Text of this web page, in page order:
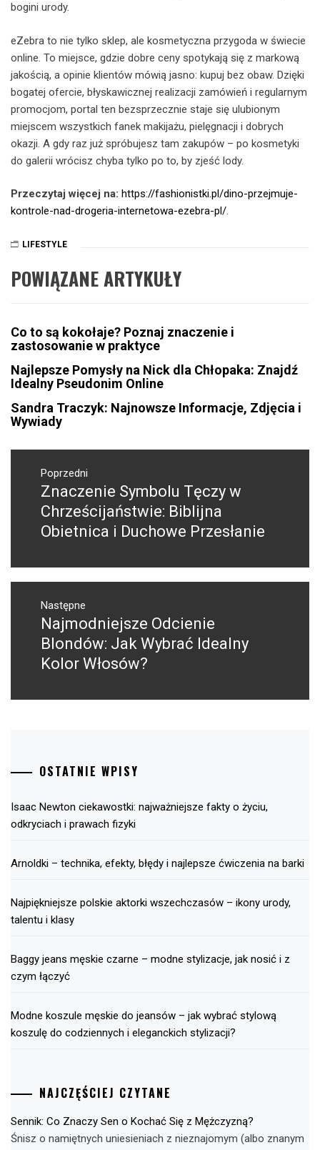
bogini urody.
eZebra to nie tylko sklep, ale kosmetyczna przygoda w świecie
online. To miejsce, gdzie dobre ceny spotykają się z markową
jakością, a opinie klientów mówią jasno: kupuj bez obaw. Dzięki
bogatej ofercie, błyskawicznej realizacji zamówień i regularnym
promocjom, portal ten bezsprzecznie staje się ulubionym
miejscem wszystkich fanek makijażu, pielęgnacji i dobrych
okazji. A gdy raz już spróbujesz tam zakupów – po kosmetyki
do galerii wrócisz chyba tylko po to, by zjeść lody.
Przeczytaj więcej na: https://fashionistki.pl/dino-przejmuje-
kontrole-nad-drogeria-internetowa-ezebra-pl/.
LIFESTYLE
POWIĄZANE ARTYKUŁY
Co to są kokołaje? Poznaj znaczenie i
zastosowanie w praktyce
Najlepsze Pomysły na Nick dla Chłopaka: Znajdź
Idealny Pseudonim Online
Sandra Traczyk: Najnowsze Informacje, Zdjęcia i
Wywiady
Nawigacja
wpisuPoprzedni
Poprzedni
wpis:
Znaczenie Symbolu Tęczy w
Chrześcijaństwie: Biblijna
Obietnica i Duchowe Przesłanie
Następne
Następny
post:
Najmodniejsze Odcienie
Blondów: Jak Wybrać Idealny
Kolor Włosów?
OSTATNIE WPISY
Isaac Newton ciekawostki: najważniejsze fakty o życiu,
odkryciach i prawach fizyki
Arnoldki – technika, efekty, błędy i najlepsze ćwiczenia na barki
Najpiękniejsze polskie aktorki wszechczasów – ikony urody,
talentu i klasy
Baggy jeans męskie czarne – modne stylizacje, jak nosić i z
czym łączyć
Modne koszule męskie do jeansów – jak wybrać stylową
koszulę do codziennych i eleganckich stylizacji?
NAJCZĘŚCIEJ CZYTANE
Sennik: Co Znaczy Sen o Kochać Się z Mężczyzną?
Śnisz o namiętnych uniesieniach z nieznajomym (albo znanym